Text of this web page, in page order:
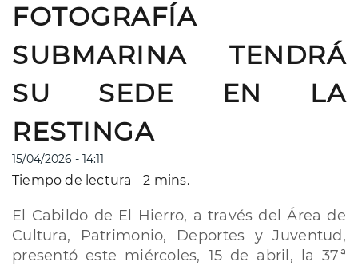
FOTOGRAFÍA
SUBMARINA TENDRÁ
SU SEDE EN LA
RESTINGA
15/04/2026 - 14:11
Tiempo de lectura 2 mins.
El Cabildo de El Hierro, a través del Área de
Cultura, Patrimonio, Deportes y Juventud,
presentó este miércoles, 15 de abril, la 37ª